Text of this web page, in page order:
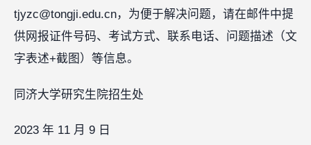
tjyzc@tongji.edu.cn，为便于解决问题，请在邮件中提
供网报证件号码、考试方式、联系电话、问题描述（文
字表述+截图）等信息。
同济大学研究生院招生处
2023 年 11 月 9 日